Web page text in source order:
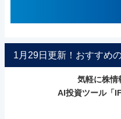
1月29日更新！おすすめ
気軽に株情
AI投資ツール「